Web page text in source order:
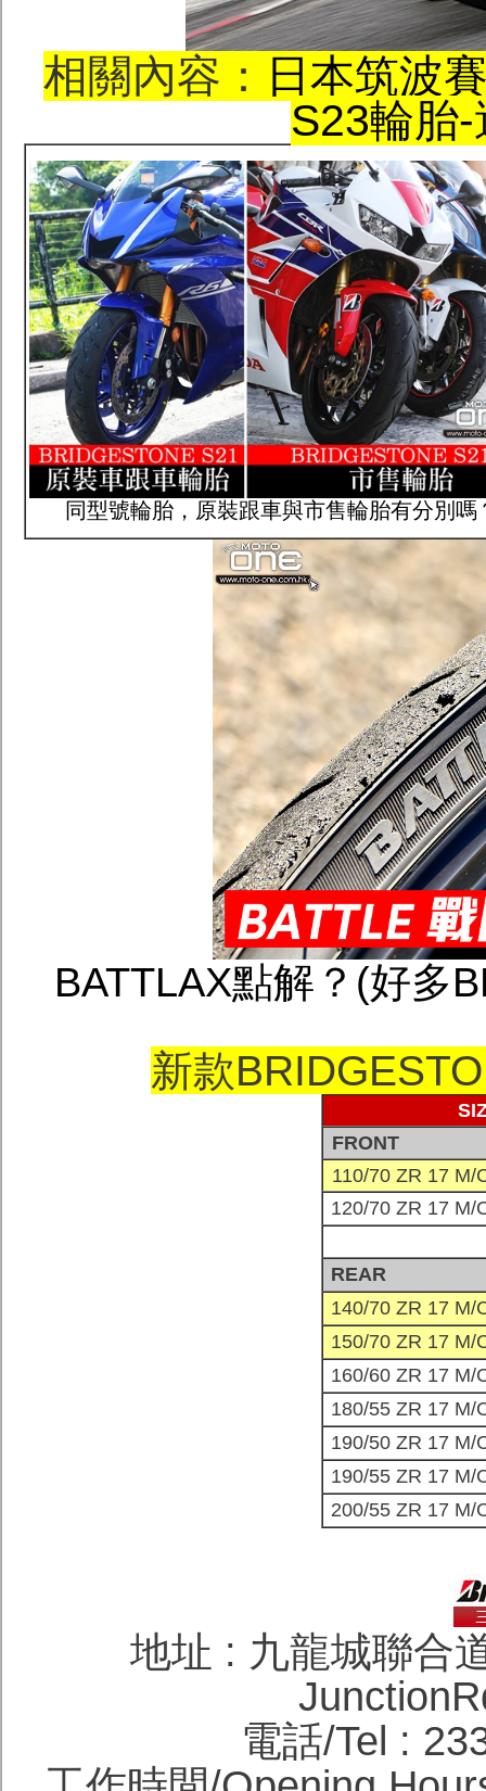
相關內容： 日本筑波
S23輪胎
同型號輪胎，原裝跟車與市售輪胎有分別嗎
BATTLAX點解？(好多
新款
FRONT
110/70 ZR 17 M/
120/70 ZR 17 M/
REAR
140/70 ZR 17 M/
150/70 ZR 17 M/
160/60 ZR 17 M/
180/55 ZR 17 M/
190/50 ZR 17 M/
190/55 ZR 17 M/
200/55 ZR 17 M/
地址 : 九龍城聯合
電話/Tel :